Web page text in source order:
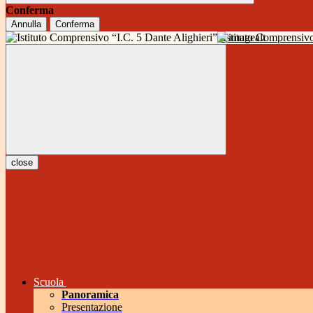
Conferma
Annulla Conferma
Istituto
close
Scuola
Panoramica
Presentazione